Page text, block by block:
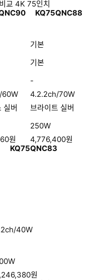
KQ75QNC88
기본
기본
-
4.2.2ch/70W
실버
브라이트 실버
250W
원 4,776,400원
KQ75QNC83
40W
원